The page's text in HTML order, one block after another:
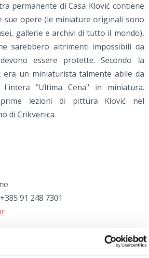
permanente di Casa Klović contiene
sue opere (le miniature originali sono
gallerie e archivi di tutto il mondo),
sarebbero altrimenti impossibili da
essere protette. Secondo la
era un miniaturista talmente abile da
"Ultima Cena" in miniatura.
lezioni di pittura Klović nel
di Crikvenica.
91 248 7301